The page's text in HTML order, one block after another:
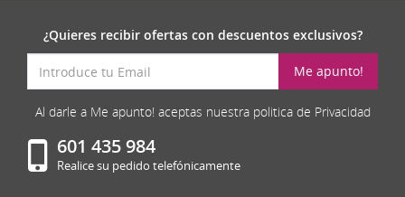
¿Quieres recibir ofertas con descuentos exclusivos?
Me apunto!
Al darle a Me apunto! aceptas nuestra politica de Privacidad
601 435 984
Realice su pedido telefónicamente